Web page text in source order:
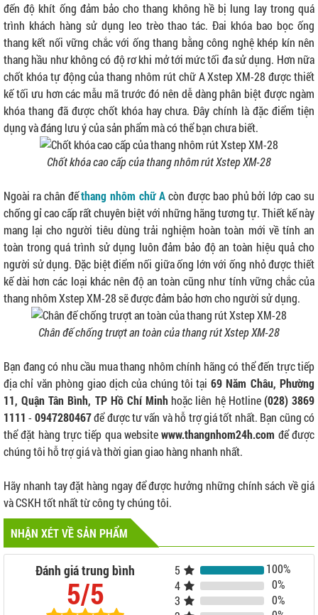
đến độ khít ống đảm bảo cho thang không hề bị lung lay trong quá
trình khách hàng sử dụng leo trèo thao tác. Đai khóa bao bọc ống
thang kết nối vững chắc với ống thang bằng công nghệ khép kín nên
thang hầu như không có độ rơ khi mở tới mức tối đa sử dụng. Hơn nữa
chốt khóa tự động của thang nhôm rút chữ A Xstep XM-28 được thiết
kế tối ưu hơn các mẫu mã trước đó nên dễ dàng phân biệt được ngàm
khóa thang đã được chốt khóa hay chưa. Đây chính là đặc điểm tiện
dụng và đáng lưu ý của sản phẩm mà có thể bạn chưa biết.
Chốt khóa cao cấp của thang nhôm rút Xstep XM-28
Ngoài ra chân đếthang nhôm chữ Acòn được bao phủ bởi lớp cao su
chống gỉ cao cấp rất chuyên biệt với những hãng tương tự. Thiết kế này
mang lại cho người tiêu dùng trải nghiệm hoàn toàn mới về tính an
toàn trong quá trình sử dụng luôn đảm bảo độ an toàn hiệu quả cho
người sử dụng. Đặc biệt điểm nối giữa ống lớn với ống nhỏ được thiết
kế dài hơn các loại khác nên độ an toàn cũng như tính vững chắc của
thang nhôm Xstep XM-28 sẽ được đảm bảo hơn cho người sử dụng.
Chân đế chống trượt an toàn của thang rút Xstep XM-28
Bạn đang có nhu cầu mua thang nhôm chính hãng có thể đến trực tiếp
địa chỉ văn phòng giao dịch của chúng tôi tại 69 Năm Châu, Phường
11, Quận Tân Bình, TP Hồ Chí Minh hoặc liên hệ Hotline(028) 3869
1111 - 0947280467để được tư vấn và hỗ trợ giá tốt nhất. Bạn cũng có
thể đặt hàng trực tiếp qua websitewww.thangnhom24h.com để được
chúng tôi hỗ trợ giá và thời gian giao hàng nhanh nhất.
Hãy nhanh tay đặt hàng ngay để được hưởng những chính sách về giá
và CSKH tốt nhất từ công ty chúng tôi.
NHẬN XÉT VỀ SẢN PHẨM
Đánh giá trung bình
5/5
5
100%
4
0%
3
0%